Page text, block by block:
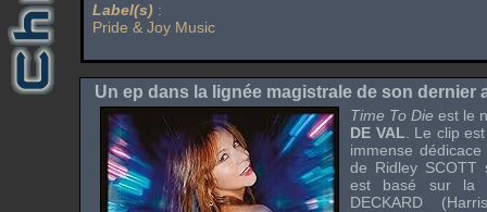
Label(s) :
Pride & Joy Music
Un ep dans la lignée magistrale de son dernier
Time To Die est le
DE VAL . Le clip
immense
de Ridley SCOTT
est basé sur la
DECKARD